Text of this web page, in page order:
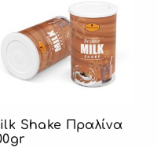
Shake Πραλίνα